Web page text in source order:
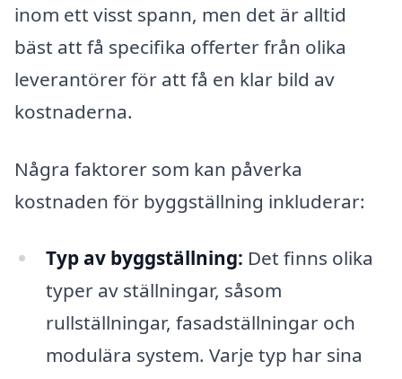
inom ett visst spann, men det är alltid
bäst att få specifika offerter från olika
leverantörer för att få en klar bild av
kostnaderna.
Några faktorer som kan påverka
kostnaden för byggställning inkluderar:
Typ av byggställning: Det finns olika
typer av ställningar, såsom
rullställningar, fasadställningar och
modulära system. Varje typ har sina